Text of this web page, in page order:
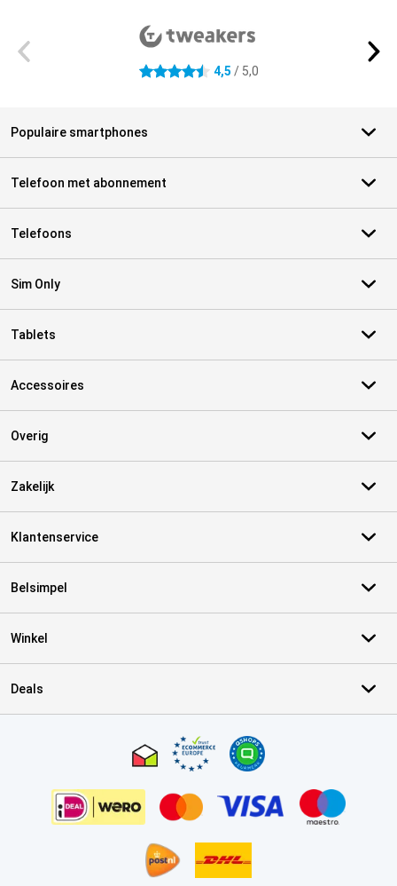
4.5 sterren 4,5 / 5,0
Populaire smartphones
Telefoon met abonnement
Telefoons
Sim Only
Tablets
Accessoires
Overig
Zakelijk
Klantenservice
Belsimpel
Winkel
Deals